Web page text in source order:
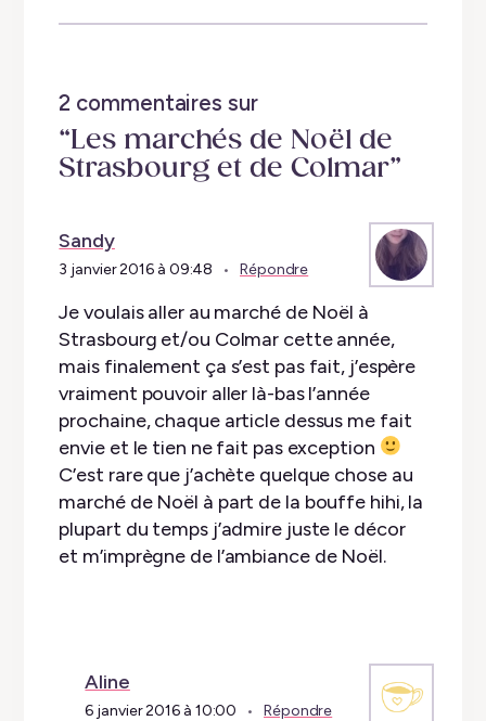
2 commentaires sur
“Les marchés de Noël de
Strasbourg et de Colmar”
Sandy
3 janvier 2016 à 09:48 Répondre
Je voulais aller au marché de Noël à
Strasbourg et/ou Colmar cette année,
mais finalement ça s’est pas fait, j’espère
vraiment pouvoir aller là-bas l’année
prochaine, chaque article dessus me fait
envie et le tien ne fait pas exception
C’est rare que j’achète quelque chose au
marché de Noël à part de la bouffe hihi, la
plupart du temps j’admire juste le décor
et m’imprègne de l’ambiance de Noël.
Aline
6 janvier 2016 à 10:00 Répondre